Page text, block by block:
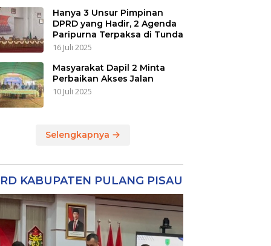
Hanya 3 Unsur Pimpinan
DPRD yang Hadir, 2 Agenda
Paripurna Terpaksa di Tunda
16 Juli 2025
Masyarakat Dapil 2 Minta
Perbaikan Akses Jalan
10 Juli 2025
Selengkapnya
KABUPATEN PULANG PISAU